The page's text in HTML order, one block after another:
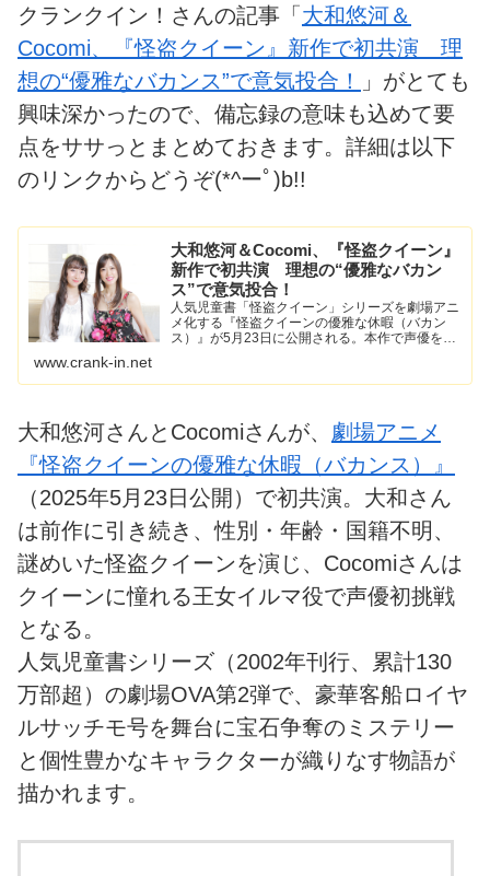
クランクイン！さんの記事「 大和悠河＆
Cocomi、『怪盗クイーン』新作で初共演 理
想の“優雅なバカンス”で意気投合！
」がとても
興味深かったので、備忘録の意味も込めて要
点をササっとまとめておきます。詳細は以下
のリンクからどうぞ(*^ーﾟ)b!!
大和悠河＆Cocomi、『怪盗クイーン』
新作で初共演 理想の“優雅なバカン
ス”で意気投合！
人気児童書「怪盗クイーン」シリーズを劇場アニ
メ化する『怪盗クイーンの優雅な休暇（バカン
ス）』が5月23日に公開される。本作で声優を務
を放つ女優・大和悠河...
www.crank-in.net
大和悠河さんとCocomiさんが、 劇場アニメ
『怪盗クイーンの優雅な休暇（バカンス）』
（2025年5月23日公開）で初共演。大和さん
は前作に引き続き、性別・年齢・国籍不明、
謎めいた怪盗クイーンを演じ、Cocomiさんは
クイーンに憧れる王女イルマ役で声優初挑戦
となる。
人気児童書シリーズ（2002年刊行、累計130
万部超）の劇場OVA第2弾で、豪華客船ロイヤ
ルサッチモ号を舞台に宝石争奪のミステリー
と個性豊かなキャラクターが織りなす物語が
描かれます。